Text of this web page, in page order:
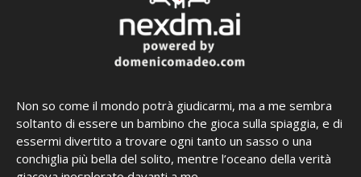
Non so come il mondo potrà giudicarmi, ma a me sembra
soltanto di essere un bambino che gioca sulla spiaggia, e di
essermi divertito a trovare ogni tanto un sasso o una
conchiglia più bella del solito, mentre l’oceano della verità